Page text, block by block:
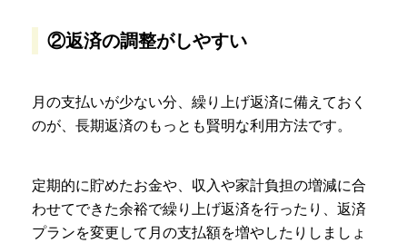
②返済の調整がしやすい
月の支払いが少ない分、繰り上げ返済に備えておく
のが、長期返済のもっとも賢明な利用方法です。
定期的に貯めたお金や、収入や家計負担の増減に合
わせてできた余裕で繰り上げ返済を行ったり、返済
プランを変更して月の支払額を増やしたりしましょ